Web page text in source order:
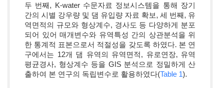
두 번째, K-water 수문자료 정보시스템을 통해 장기
간의 시별 강우량 및 댐 유입량 자료 확보, 세 번째, 유
역면적의 규모와 형상계수, 경사도 등 다양하게 분포
되어 있어 매개변수와 유역특성 간의 상관분석을 위
한 통계적 표본으로서 적절성을 갖도록 하였다. 본 연
구에서는 12개 댐 유역의 유역면적, 유로연장, 유역
평균경사, 형상계수 등을 GIS 분석으로 정밀하게 산
출하여 본 연구의 독립변수로 활용하였다(Table 1).